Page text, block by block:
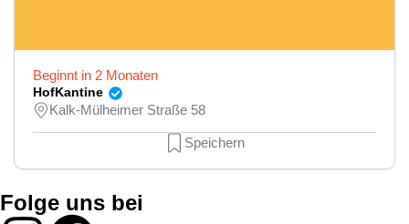
Beginnt in 2 Monaten
HofKantine
Kalk-Mülheimer Straße 58
Speichern
Folge uns bei